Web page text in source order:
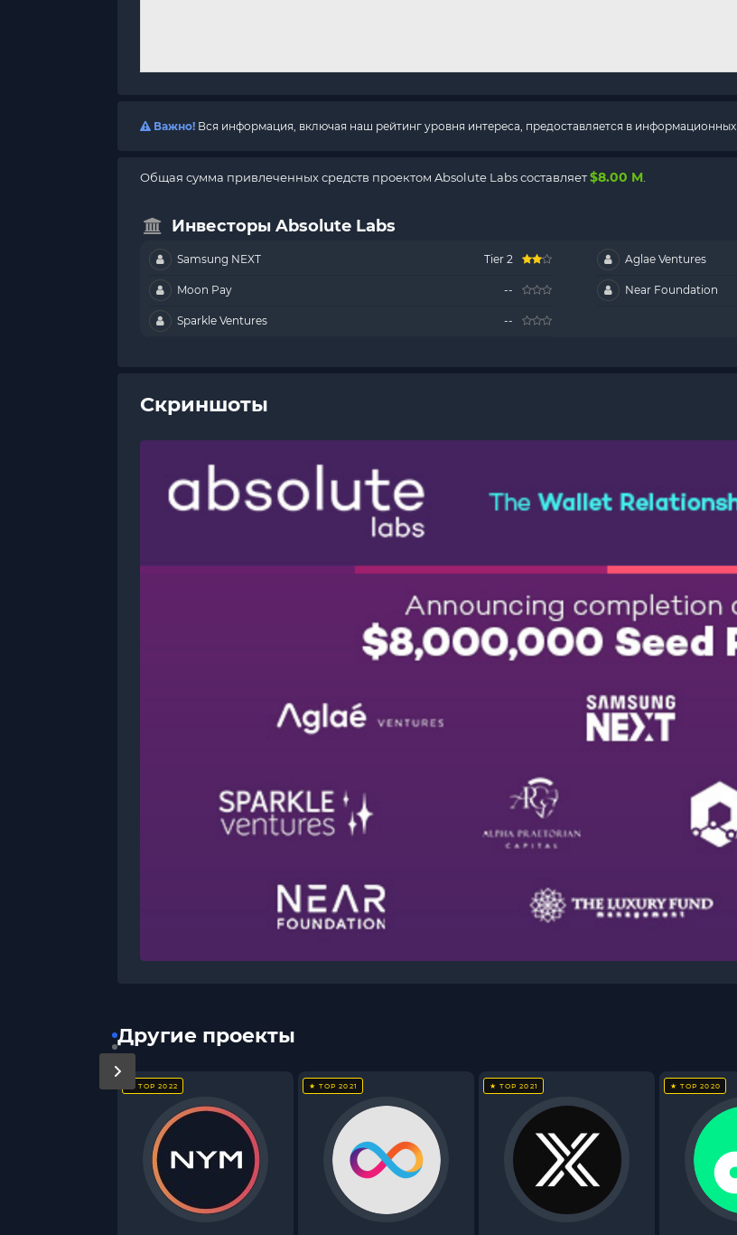
Важно! Вся информация, включая наш рейтинг уровня интереса, предоставляется в
Общая сумма привлеченных средств проектом Absolute Labs составляет$8.00 M
Инвесторы Absolute Labs
Samsung NEXT Tier 2 Aglae Ventures
Moon Pay -- Near Foundation
Sparkle Ventures --
Скриншоты
Другие проекты
★ TOP 2022 ★ TOP 2021 ★ TOP 2021 ★ TOP 2020